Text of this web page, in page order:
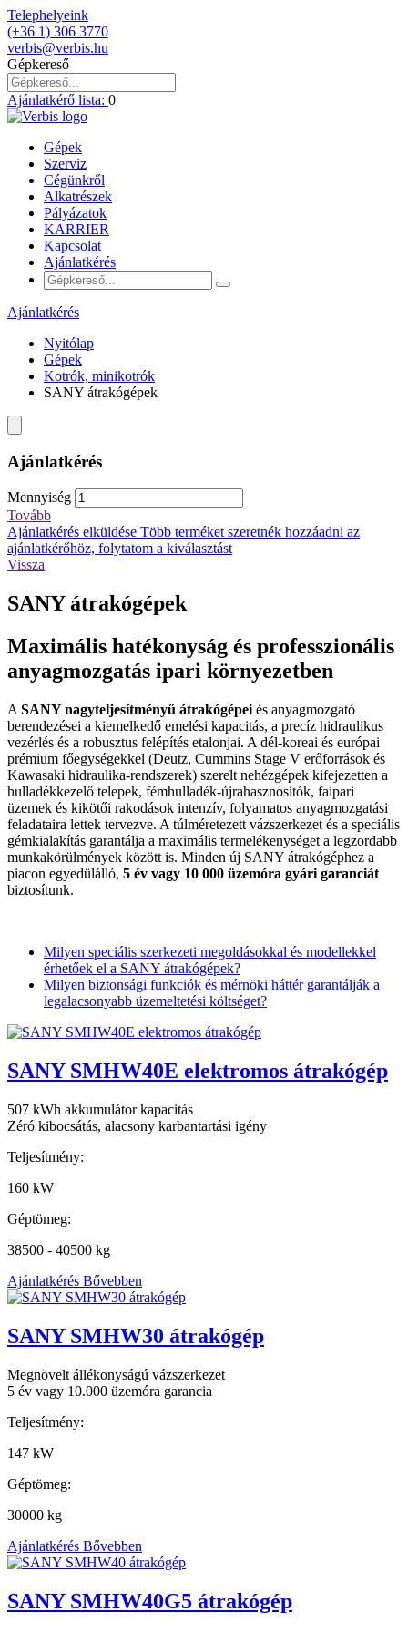
Telephelyeink
(+36 1) 306 3770
verbis@verbis.hu
Gépkereső
Ajánlatkérő lista: 0
Gépek
Szerviz
Cégünkről
Alkatrészek
Pályázatok
KARRIER
Kapcsolat
Ajánlatkérés
Ajánlatkérés
Nyitólap
Gépek
Kotrók, minikotrók
SANY átrakógépek
Ajánlatkérés
Mennyiség
Tovább
Ajánlatkérés elküldése Több terméket szeretnék hozzáadni az
ajánlatkérőhöz, folytatom a kiválasztást
Vissza
SANY átrakógépek
Maximális hatékonyság és professzionális
anyagmozgatás ipari környezetben
A SANY nagyteljesítményű átrakógépei és anyagmozgató
berendezései a kiemelkedő emelési kapacitás, a precíz hidraulikus
vezérlés és a robusztus felépítés etalonjai. A dél-koreai és európai
prémium főegységekkel (Deutz, Cummins Stage V erőforrások és
Kawasaki hidraulika-rendszerek) szerelt nehézgépek kifejezetten a
hulladékkezelő telepek, fémhulladék-újrahasznosítók, faipari
üzemek és kikötői rakodások intenzív, folyamatos anyagmozgatási
feladataira lettek tervezve. A túlméretezett vázszerkezet és a speciális
gémkialakítás garantálja a maximális termelékenységet a legzordabb
munkakörülmények között is. Minden új SANY átrakógéphez a
piacon egyedülálló, 5 év vagy 10 000 üzemóra gyári garanciát
biztosítunk.
Milyen speciális szerkezeti megoldásokkal és modellekkel
érhetőek el a SANY átrakógépek?
Milyen biztonsági funkciók és mérnöki háttér garantálják a
legalacsonyabb üzemeltetési költséget?
SANY SMHW40E elektromos átrakógép
507 kWh akkumulátor kapacitás
Zéró kibocsátás, alacsony karbantartási igény
Teljesítmény:
160 kW
Géptömeg:
38500 - 40500 kg
Ajánlatkérés Bővebben
SANY SMHW30 átrakógép
Megnövelt állékonyságú vázszerkezet
5 év vagy 10.000 üzemóra garancia
Teljesítmény:
147 kW
Géptömeg:
30000 kg
Ajánlatkérés Bővebben
SANY SMHW40G5 átrakógép